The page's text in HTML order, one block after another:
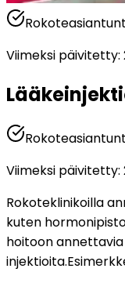
Viimeksi päivitetty:
Viimeksi päivitetty:
Rokoteklinikoilla
kuten
hoitoon annettavia
injektioita.